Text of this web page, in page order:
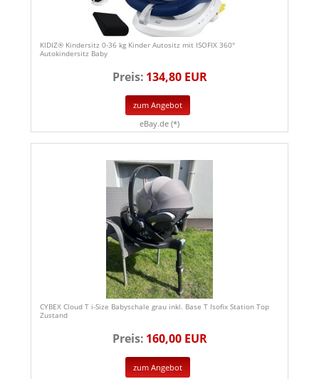
KIDIZ® Kindersitz 0-36 kg Kinder Autositz mit ISOFIX 360°
Autokindersitz Baby
Preis: 134,80 EUR
zum Angebot
eBay.de (*)
CYBEX Cloud T i-Size Babyschale grau inkl. Base T Isofix Station Top
Zustand
Preis: 160,00 EUR
zum Angebot